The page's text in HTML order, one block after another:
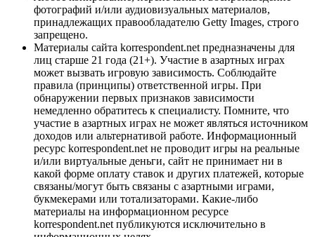
фотографий и/или аудиовизуальных материалов,
принадлежащих правообладателю Getty Images, строго
запрещено.
Материалы сайта korrespondent.net предназначены для
лиц старше 21 года (21+). Участие в азартных играх
может вызвать игровую зависимость. Соблюдайте
правила (принципы) ответственной игры. При
обнаружении первых признаков зависимости
немедленно обратитесь к специалисту. Помните, что
участие в азартных играх не может являться источником
доходов или альтернативой работе. Информационный
ресурс korrespondent.net не проводит игры на реальные
и/или виртуальные деньги, сайт не принимает ни в
какой форме оплату ставок и других платежей, которые
связаны/могут быть связаны с азартными играми,
букмекерами или тотализаторами. Какие-либо
материалы на информационном ресурсе
korrespondent.net публикуются исключительно в